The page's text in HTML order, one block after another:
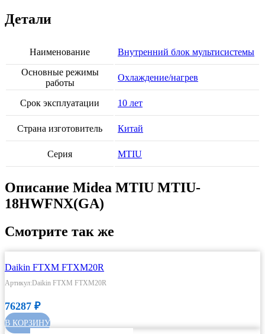
Детали
Наименование
Внутренний блок мультисистемы
Основные режимы
работы
Охлаждение/нагрев
Срок эксплуатации 10 лет
Страна изготовитель Китай
Серия MTIU
Описание Midea MTIU MTIU-
18HWFNX(GA)
Смотрите так же
Daikin FTXM FTXM20R
Артикул:Daikin FTXM FTXM20R
76287 ₽
В КОРЗИНУ